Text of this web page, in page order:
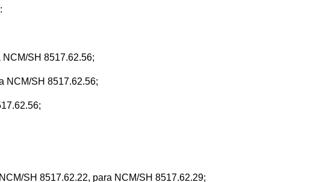
SH 8517.62.56;
NCM/SH 8517.62.56;
SH 8517.62.22, para NCM/SH 8517.62.29;